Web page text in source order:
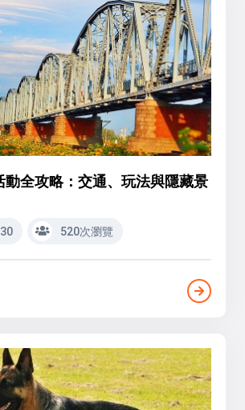
動全攻略：交通、玩法與隱藏景
520次瀏覽